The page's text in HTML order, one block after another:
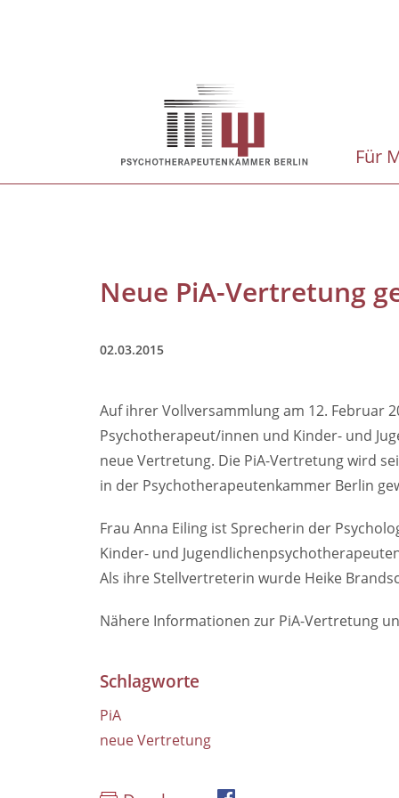
Für
Neue PiA-Vertretung
02.03.2015
Auf ihrer Vollversammlung am 12. Februar
Psychotherapeut/innen und Kinder- und
neue Vertretung. Die PiA-Vertretung wird
in der Psychotherapeutenkammer Berlin
Frau Anna Eiling ist Sprecherin der
Kinder- und
Als ihre Stellvertreterin wurde Heike
Nähere Informationen zur PiA-Vertretung
Schlagworte
PiA
neue Vertretung